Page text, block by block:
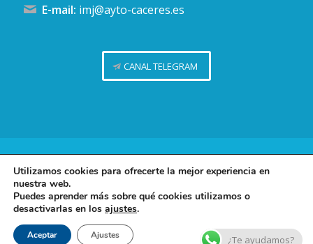
E-mail: imj@ayto-caceres.es
CANAL TELEGRAM
Concejalía de Juventud (Ayuntamiento de Cáceres)
Facebook
TwitterTelegram
Política de privacidad
Política de cookies
Contacto
Utilizamos cookies para ofrecerte la mejor experiencia en
nuestra web.
Puedes aprender más sobre qué cookies utilizamos o
desactivarlas en los ajustes.
Aceptar Ajustes ¿Te ayudamos?